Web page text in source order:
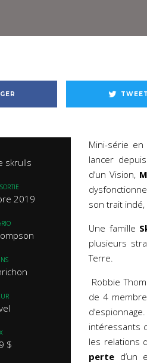
skrulls
2019
$
Mini-série
lancer
d’un Vision,
son trait
Une famille
plusieurs
Terre.
Robbie
de 4
intéressants
les relations
perte d’un